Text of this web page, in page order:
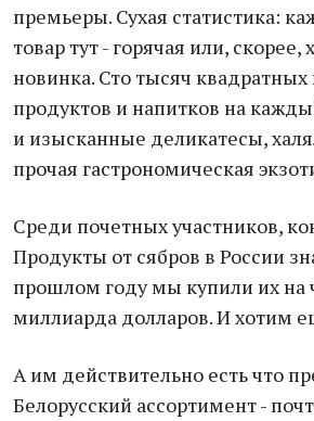
премьеры. Сухая статистика:
товар тут - горячая или, скорее,
новинка. Сто тысяч
продуктов и напитков на
и изысканные деликатесы,
прочая гастрономическая
Среди почетных участников,
Продукты от сябров в России
прошлом году мы купили их на
миллиарда долларов. И хотим
А им действительно есть что
Белорусский ассортимент -